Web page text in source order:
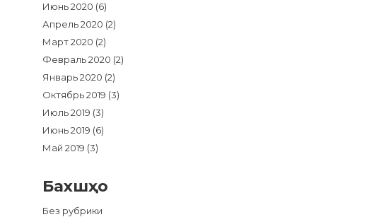
Июнь 2020 (6)
Апрель 2020 (2)
Март 2020 (2)
Февраль 2020 (2)
Январь 2020 (2)
Октябрь 2019 (3)
Июль 2019 (3)
Июнь 2019 (6)
Май 2019 (3)
Бахшҳо
Без рубрики